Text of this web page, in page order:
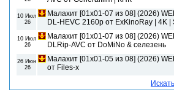
10 Июл
26
Малахит [01x01-07 из 08] (2026)
DL-HEVC 2160p от ExKinoRay | 4K |
10 Июл
26
Малахит [01x01-07 из 08] (2026)
DLRip-AVC от DoMiNo & селезень
26 Июн
26
Малахит [01x01-05 из 08] (2026)
от Files-x